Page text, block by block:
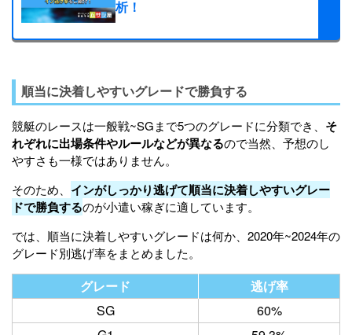
児島競艇場
徳山競艇場 8.42 63.3% 80.1%
下関競艇場 8.2 60.4% 76.8% 84.8%
若松競艇場 8.14 58.3% 75.9% 84.6%
芦屋競艇場 8.12 58.8% 75.1% 84.0%
福岡競艇場 8 57.3% 74.2%
唐津競艇場 8.02 55.7%
大村競艇場 78.7%
析！
順当に決着しやすいグレードで勝負する
競艇のレースは一般戦~SGまで5つのグレードに分類でき、 そ
れぞれに出場条件やルールなどが異なるので当然、予想のし
やすさも一様ではありません。
そのため、 インがしっかり逃げて順当に決着しやすいグレー
ドで勝負するのが小遣い稼ぎに適しています。
では、順当に決着しやすいグレードは何か、2020年~2024年の
グレード別逃げ率をまとめました。
グレード
逃げ率
SG
60%